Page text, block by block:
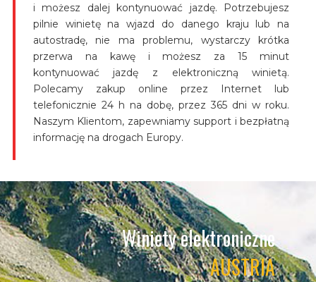
i możesz dalej kontynuować jazdę. Potrzebujesz
pilnie winietę na wjazd do danego kraju lub na
autostradę, nie ma problemu, wystarczy krótka
przerwa na kawę i możesz za 15 minut
kontynuować jazdę z elektroniczną winietą.
Polecamy zakup online przez Internet lub
telefonicznie 24 h na dobę, przez 365 dni w roku.
Naszym Klientom, zapewniamy support i bezpłatną
informację na drogach Europy.
Winiety elektroniczne
AUSTRIA